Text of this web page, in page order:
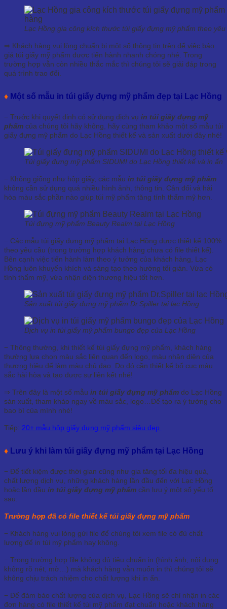
Lạc Hồng gia công kích thước túi giấy đựng mỹ phẩm theo
⇒ Khách hàng vui lòng chuẩn bị một số thông tin trên để việc báo
giá túi giấy mỹ phẩm được tiến hành nhanh chóng nhé. Trong
trường hợp vẫn còn nhiều thắc mắc thì chúng tôi sẽ giải đáp trong
quá trình trao đổi.
♦ Một số mẫu in túi giấy đựng mỹ phẩm đẹp tại Lạc Hồng
− Trước khi quyết định có sử dụng dịch vụ in túi giấy đựng mỹ
phẩm của chúng tôi hãy không, hãy cùng tham khảo một số mẫu túi
giấy đựng mỹ phẩm do Lạc Hồng thiết kế và sản xuất dưới đây nhé!
Túi giấy đựng mỹ phẩm SIDUMI do Lạc Hồng thiết kế và in ấn
− Không giống như hộp giấy, các mẫu in túi giấy đựng mỹ phẩm
không cần sử dụng quá nhiều hình ảnh, thông tin. Cân đối và hài
hòa màu sắc phần nào giúp túi mỹ phẩm tăng tính thẩm mỹ hơn.
Túi đựng mỹ phẩm Beauty Realm tại Lạc Hồng
− Các mẫu túi giấy đựng mỹ phẩm tại Lạc Hồng được thiết kế 100%
theo yêu cầu (trong trường hợp khách hàng chưa có file thiết kế).
Bên cạnh việc tiến hành làm theo ý tưởng của khách hàng, Lạc
Hồng luôn khuyến khích và sáng tạo theo hướng tối giản. Vừa có
tính thẩm mỹ, vừa nhận diện thương hiệu tốt hơn.
Sản xuất túi giấy đựng mỹ phẩm Dr.Spiller tại lạc Hồng
Dịch vụ in túi giấy mỹ phẩm bungo đẹp của Lạc Hồng
− Thông thường, khi thiết kế túi giấy đựng mỹ phẩm, khách hàng
thường lựa chọn màu sắc liên quan đến logo, màu nhận diện của
thương hiệu để làm màu chủ đạo. Do đó cần thiết kế bố cục màu
sắc hài hòa và tạo được sự liên kết nhé!
⇒ Trên đây là một số mẫu in túi giấy đựng mỹ phẩm do Lạc Hồng
sản xuất, tham khảo ngay về màu sắc, logo…Để tạo ra ý tưởng cho
bao bì của mình nhé!
Tiếp: 20+ mẫu hộp giấy đựng mỹ phẩm siêu đẹp
♦ Lưu ý khi làm túi giấy đựng mỹ phẩm tại Lạc Hồng
− Để tiết kiệm được thời gian cũng như gia tăng tối đa hiệu quả,
chất lượng dịch vụ, những khách hàng lần đầu đến với Lạc Hồng
hoặc lần đầu in túi giấy đựng mỹ phẩm cần lưu ý một số yếu tố
sau:
Trường hợp đã có file thiết kế túi giấy đựng mỹ phẩm
− Khách hàng vui lòng gửi file để chúng tôi xem file có đủ chất
lượng để in túi mỹ phẩm hay không.
− Trong trường hợp file không đủ tiêu chuẩn in (hình ảnh, nội dung
không rõ nét, mờ…) mà khách hàng vẫn muốn in thì chúng tôi sẽ
không chịu trách nhiệm cho chất lượng khi in ấn.
− Để đảm bảo chất lượng của dịch vụ, Lạc Hồng sẽ chỉ nhận in các
đơn hàng có file thiết kế túi mỹ phẩm đạt chuẩn hoặc khách hàng